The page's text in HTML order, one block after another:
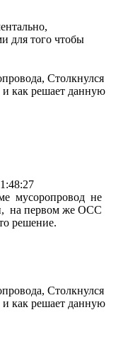
для того чтобы
Столкнулся
и как решает данную
мусоропровод не
на первом же ОСС
решение.
Столкнулся
и как решает данную